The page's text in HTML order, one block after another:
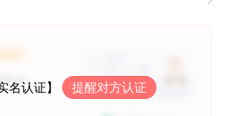
**
名认证】 提醒对方认证